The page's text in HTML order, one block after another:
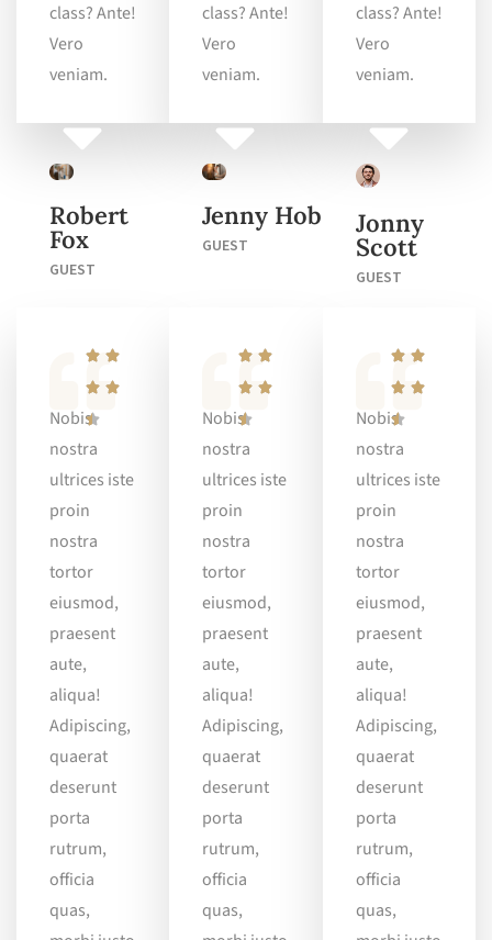
class? Ante!
Vero
veniam.
Robert
Fox
GUEST
class? Ante!
Vero
veniam.
Jenny Hob
GUEST
class? Ante!
Vero
veniam.
Jonny
Scott
GUEST
Nobis
nostra
ultrices iste
proin
nostra
tortor
eiusmod,
praesent
aute,
aliqua!
Adipiscing,
quaerat
deserunt
porta
rutrum,
officia
quas,
Nobis
nostra
ultrices iste
proin
nostra
tortor
eiusmod,
praesent
aute,
aliqua!
Adipiscing,
quaerat
deserunt
porta
rutrum,
officia
quas,
Nobis
nostra
ultrices iste
proin
nostra
tortor
eiusmod,
praesent
aute,
aliqua!
Adipiscing,
quaerat
deserunt
porta
rutrum,
officia
quas,